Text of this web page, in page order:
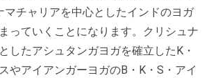
マチャリアを中心としたインドのヨガ
っていくことになります。クリシュナ
したアシュタンガヨガを確立したK・
やアイアンガーヨガのB・K・S・アイ